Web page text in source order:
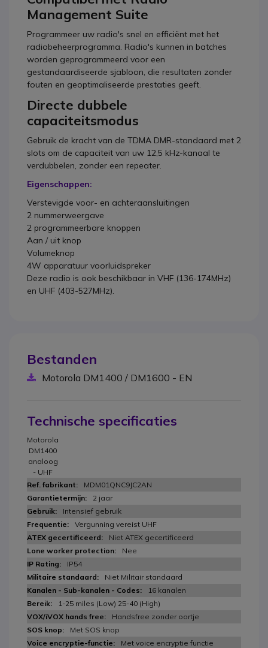
Management Suite
Programmeer uw radio's snel en efficiënt met het
radiobeheerprogramma. Radio's kunnen in batches
worden geprogrammeerd voor een
gestandaardiseerde sjabloon, die resultaten zonder
fouten en geoptimaliseerde prestaties geeft.
Directe dubbele
capaciteitsmodus
Gebruik de kracht van de TDMA DMR-standaard met 2
slots om de capaciteit van uw 12,5 kHz-kanaal te
verdubbelen, zonder een repeater.
Eigenschappen:
Verstevigde voor- en achteraansluitingen
2 nummerweergave
2 programmeerbare knoppen
Aan / uit knop
Volumeknop
4W apparatuur voorluidspreker
Deze radio is ook beschikbaar in VHF (136-174MHz)
en UHF (403-527MHz).
Bestanden
Motorola DM1400 / DM1600 - EN
Technische specificaties
Motorola
DM1400
analoog
- UHF
MDM01QNC9JC2AN
2 jaar
Intensief gebruik
Vergunning vereist UHF
Niet ATEX gecertificeerd
Nee
IP54
Niet Militair standaard
16 kanalen
1-25 miles (Low) 25-40 (High)
Handsfree zonder oortje
Met SOS knop
Met voice encryptie functie